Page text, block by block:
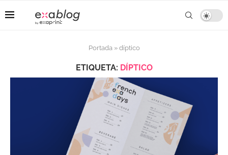
Portada» díptico
ETIQUETA: DÍPTICO